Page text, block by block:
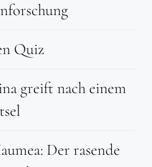
Quiz
greift nach einem
Der rasende